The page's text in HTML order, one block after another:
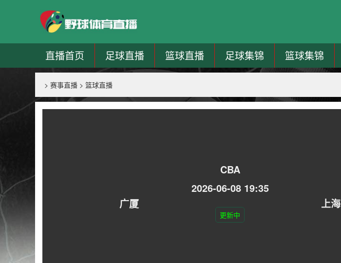
直播首页 足球直播 篮球直播 足球集锦 篮球集锦
> 赛事直播 > 篮球直播
广厦
CBA
2026-06-08 19:35
更新中
上海